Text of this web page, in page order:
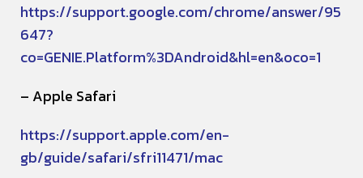
https://support.google.com/chrome/answer/95
647?
co=GENIE.Platform%3DAndroid&hl=en&oco=1
– Apple Safari
https://support.apple.com/en-
gb/guide/safari/sfri11471/mac